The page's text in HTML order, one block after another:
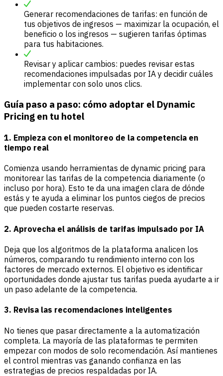
Generar recomendaciones de tarifas: en función de
tus objetivos de ingresos — maximizar la ocupación, el
beneficio o los ingresos — sugieren tarifas óptimas
para tus habitaciones.
Revisar y aplicar cambios: puedes revisar estas
recomendaciones impulsadas por IA y decidir cuáles
implementar con solo unos clics.
Guía paso a paso: cómo adoptar el Dynamic
Pricing en tu hotel
1. Empieza con el monitoreo de la competencia en
tiempo real
Comienza usando herramientas de dynamic pricing para
monitorear las tarifas de la competencia diariamente (o
incluso por hora). Esto te da una imagen clara de dónde
estás y te ayuda a eliminar los puntos ciegos de precios
que pueden costarte reservas.
2. Aprovecha el análisis de tarifas impulsado por IA
Deja que los algoritmos de la plataforma analicen los
números, comparando tu rendimiento interno con los
factores de mercado externos. El objetivo es identificar
oportunidades donde ajustar tus tarifas pueda ayudarte a ir
un paso adelante de la competencia.
3. Revisa las recomendaciones inteligentes
No tienes que pasar directamente a la automatización
completa. La mayoría de las plataformas te permiten
empezar con modos de solo recomendación. Así mantienes
el control mientras vas ganando confianza en las
estrategias de precios respaldadas por IA.